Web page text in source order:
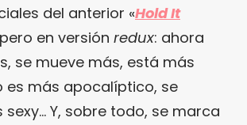
del anterior «Hold It
en versión redux: ahora
se mueve más, está más
es más apocalíptico, se
Y, sobre todo, se marca